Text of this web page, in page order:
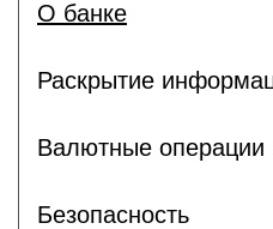
О банке
Раскрытие
Валютные операции
Безопасность